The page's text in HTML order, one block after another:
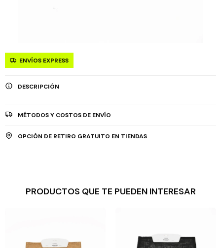
ENVÍOS EXPRESS
DESCRIPCIÓN
MÉTODOS Y COSTOS DE ENVÍO
OPCIÓN DE RETIRO GRATUITO EN TIENDAS
PRODUCTOS QUE TE PUEDEN INTERESAR